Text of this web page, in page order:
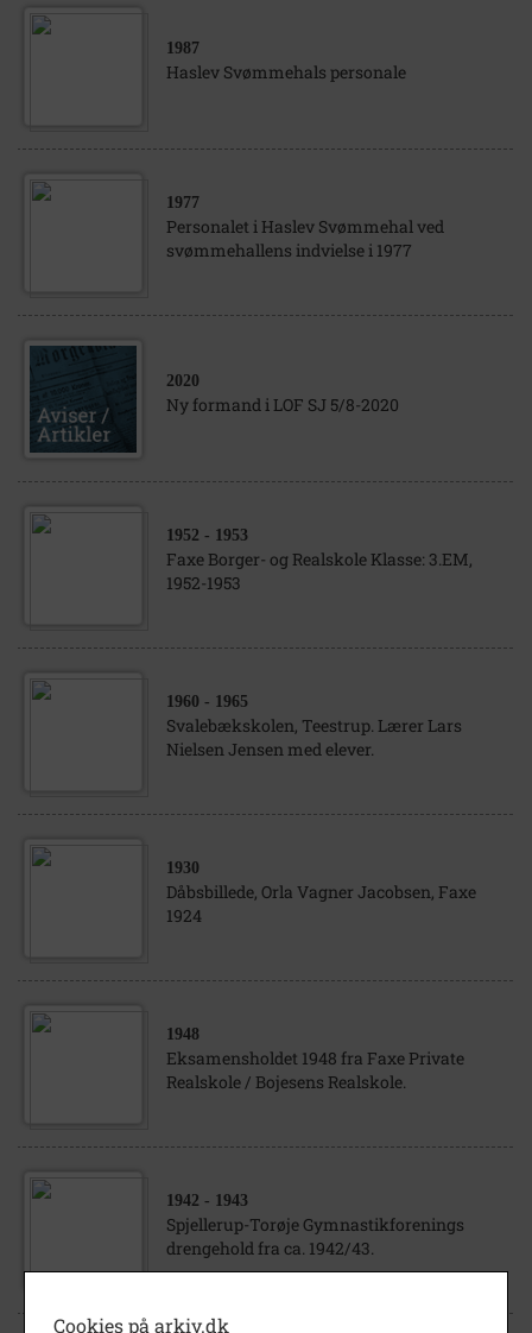
1987
Haslev Svømmehals personale
1977
Personalet i Haslev Svømmehal ved
svømmehallens indvielse i 1977
2020
Ny formand i LOF SJ 5/8-2020
1952 - 1953
Faxe Borger- og Realskole Klasse: 3.EM,
1952-1953
1960 - 1965
Svalebækskolen, Teestrup. Lærer Lars
Nielsen Jensen med elever.
1930
Dåbsbillede, Orla Vagner Jacobsen, Faxe
1924
1948
Eksamensholdet 1948 fra Faxe Private
Realskole / Bojesens Realskole.
1942 - 1943
Spjellerup-Torøje Gymnastikforenings
drengehold fra ca. 1942/43.
Cookies på arkiv.dk